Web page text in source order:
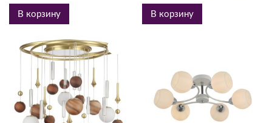
В корзину В корзину